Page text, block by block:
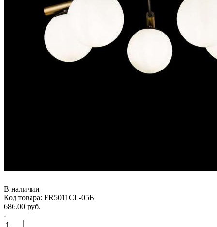
В наличии
Код товара: FR5011CL-05B
686.00 руб.
-